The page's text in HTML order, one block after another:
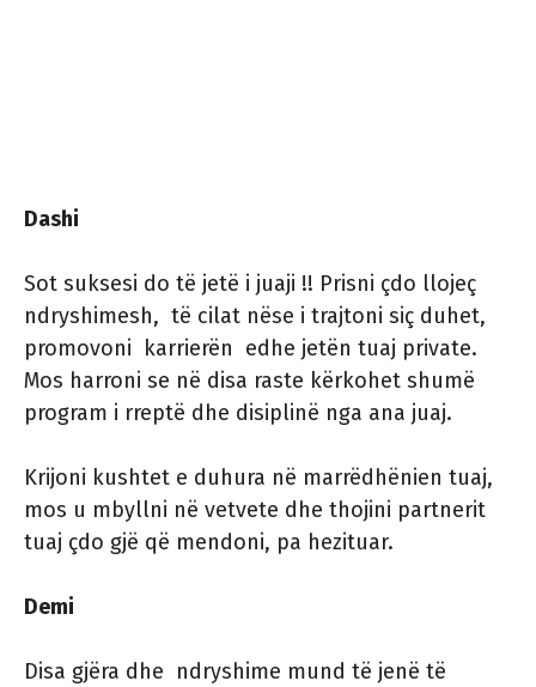
Dashi
Sot suksesi do të jetë i juaji !! Prisni çdo llojeç
ndryshimesh, të cilat nëse i trajtoni siç duhet,
promovoni karrierën edhe jetën tuaj private.
Mos harroni se në disa raste kërkohet shumë
program i rreptë dhe disiplinë nga ana juaj.
Krijoni kushtet e duhura në marrëdhënien tuaj,
mos u mbyllni në vetvete dhe thojini partnerit
tuaj çdo gjë që mendoni, pa hezituar.
Demi
Disa gjëra dhe ndryshime mund të jenë të